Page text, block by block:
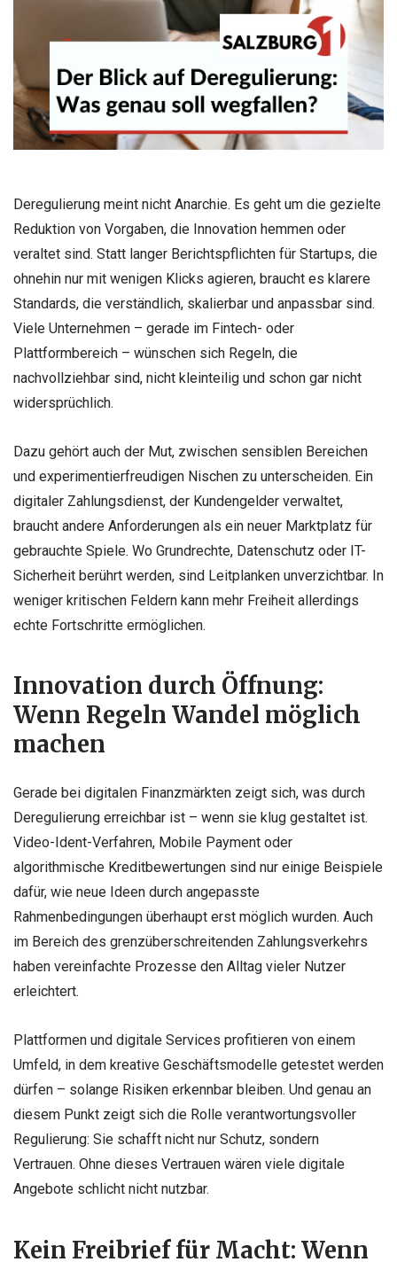
Deregulierung meint nicht Anarchie. Es geht um die gezielte
Reduktion von Vorgaben, die Innovation hemmen oder
veraltet sind. Statt langer Berichtspflichten für Startups, die
ohnehin nur mit wenigen Klicks agieren, braucht es klarere
Standards, die verständlich, skalierbar und anpassbar sind.
Viele Unternehmen – gerade im Fintech- oder
Plattformbereich – wünschen sich Regeln, die
nachvollziehbar sind, nicht kleinteilig und schon gar nicht
widersprüchlich.
Dazu gehört auch der Mut, zwischen sensiblen Bereichen
und experimentierfreudigen Nischen zu unterscheiden. Ein
digitaler Zahlungsdienst, der Kundengelder verwaltet,
braucht andere Anforderungen als ein neuer Marktplatz für
gebrauchte Spiele. Wo Grundrechte, Datenschutz oder IT-
Sicherheit berührt werden, sind Leitplanken unverzichtbar. In
weniger kritischen Feldern kann mehr Freiheit allerdings
echte Fortschritte ermöglichen.
Innovation durch Öffnung:
Wenn Regeln Wandel möglich
machen
Gerade bei digitalen Finanzmärkten zeigt sich, was durch
Deregulierung erreichbar ist – wenn sie klug gestaltet ist.
Video-Ident-Verfahren, Mobile Payment oder
algorithmische Kreditbewertungen sind nur einige Beispiele
dafür, wie neue Ideen durch angepasste
Rahmenbedingungen überhaupt erst möglich wurden. Auch
im Bereich des grenzüberschreitenden Zahlungsverkehrs
haben vereinfachte Prozesse den Alltag vieler Nutzer
erleichtert.
Plattformen und digitale Services profitieren von einem
Umfeld, in dem kreative Geschäftsmodelle getestet werden
dürfen – solange Risiken erkennbar bleiben. Und genau an
diesem Punkt zeigt sich die Rolle verantwortungsvoller
Regulierung: Sie schafft nicht nur Schutz, sondern
Vertrauen. Ohne dieses Vertrauen wären viele digitale
Angebote schlicht nicht nutzbar.
Kein Freibrief für Macht: Wenn